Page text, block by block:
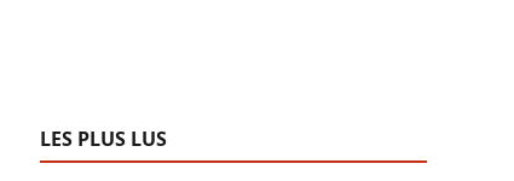
LES PLUS LUS